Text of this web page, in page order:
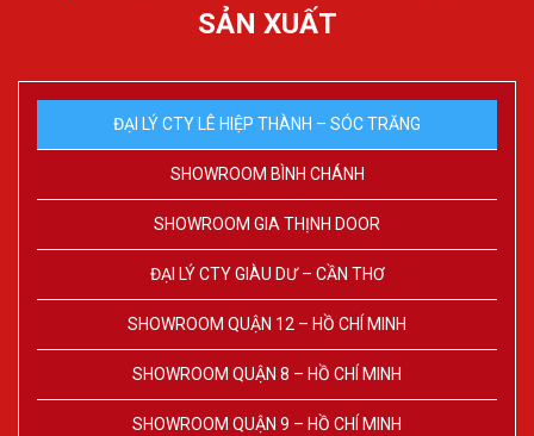
SẢN XUẤT
ĐẠI LÝ CTY LÊ HIỆP THÀNH – SÓC TRĂNG
SHOWROOM BÌNH CHÁNH
SHOWROOM GIA THỊNH DOOR
ĐẠI LÝ CTY GIÀU DƯ – CẦN THƠ
SHOWROOM QUẬN 12 – HỒ CHÍ MINH
SHOWROOM QUẬN 8 – HỒ CHÍ MINH
SHOWROOM QUẬN 9 – HỒ CHÍ MINH